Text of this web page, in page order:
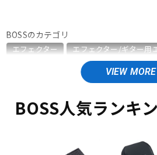
DJ機器
DTM オンライン納品
BOSSのカテゴリ
エフェクター
エフェクター/ギター用
エフェクター/ベース用エフェクター
エフェクター/エレアコ用エフェクター
エフェクター/ラインセレクター・フット
エフェクター/ワイヤレスシステム
シンセサイザー・電子楽器
ギターア
BOSS人気ランキ